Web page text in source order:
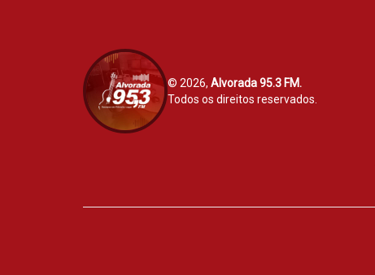
© 2026, Alvorada 95.3 FM.
Todos os direitos reservados.